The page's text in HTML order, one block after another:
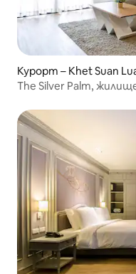
Курорт – Khet Suan
The Silver Palm,